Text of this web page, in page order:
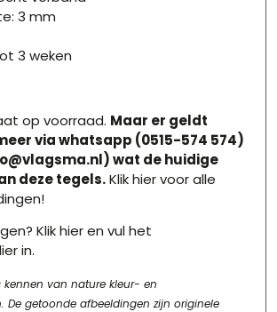
3 mm
3 weken
op voorraad. Maar er geldt
via whatsapp (0515-574 574)
wat de huidige
deze tegels.Klik hier voor alle
Klik hieren vul het
in.
kennen van nature kleur- en
De getoonde afbeeldingen zijn originele